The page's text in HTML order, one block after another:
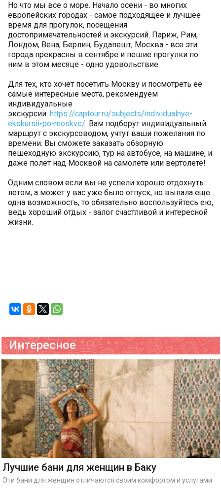
Но что мы все о море. Начало осени - во многих
европейских городах - самое подходящее и лучшее
время для прогулок, посещения
достопримечательностей и экскурсий. Париж, Рим,
Лондом, Вена, Берлин, Будапешт, Москва - все эти
города прекрасны в сентябре и пешие прогулки по
ним в этом месяце - одно удовольствие.
Для тех, кто хочет посетить Москву и посмотреть ее
самые интересные места, рекомендуем
индивидуальные
экскурсии: https://captour.ru/subjects/individualnye-
ekskursii-po-moskve/. Вам подберут индивидуальный
маршрут с экскурсоводом, учтут ваши пожелания по
времени. Вы сможете заказать обзорную
пешеходную экскурсию, тур на автобусе, на машине, и
даже полет над Москвой на самолете или вертолете!
Одним словом если вы не успели хорошо отдохнуть
летом, а может у вас уже было отпуск, но выпала еще
одна возможность, то обязательно воспользуйтесь ею,
ведь хороший отдых - залог счастливой и интересной
жизни.
Интересное
Лучшие бани для женщин в Баку
Эти бани для женщин отличаются своим комфортом и услугами